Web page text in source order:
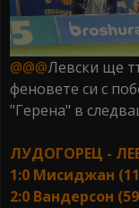
@@@Левски ще
феновете си с
"Герена" в
ЛУДОГОРЕЦ -
1:0 Мисиджан
2:0 Вандерсон